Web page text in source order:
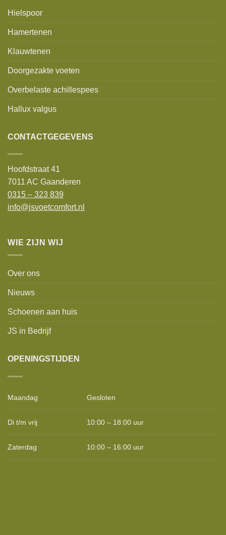
Hielspoor
Hamertenen
Klauwtenen
Doorgezakte voeten
Overbelaste achillespees
Hallux valgus
CONTACTGEGEVENS
Hoofdstraat 41
7011 AC Gaanderen
0315 – 323 839
info@jsvoetcomfort.nl
WIE ZIJN WIJ
Over ons
Nieuws
Schoenen aan huis
JS in Bedrijf
OPENINGSTIJDEN
Maandag Gesloten
Di t/m vrij 10:00 – 18:00 uur
Zaterdag 10:00 – 16:00 uur